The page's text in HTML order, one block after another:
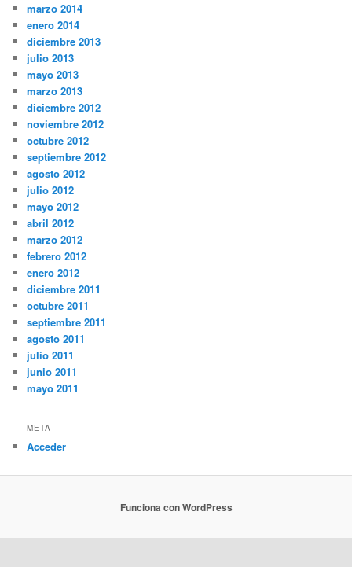
marzo 2014
enero 2014
diciembre 2013
julio 2013
mayo 2013
marzo 2013
diciembre 2012
noviembre 2012
octubre 2012
septiembre 2012
agosto 2012
julio 2012
mayo 2012
abril 2012
marzo 2012
febrero 2012
enero 2012
diciembre 2011
octubre 2011
septiembre 2011
agosto 2011
julio 2011
junio 2011
mayo 2011
META
Acceder
Funciona con WordPress